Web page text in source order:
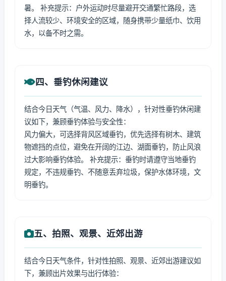
暑。 补充提示：户外运动时尽量避开交通繁忙路段，选
择人流较少、环境安全的区域，随身携带少量纸巾、饮用
水，以备不时之需。
四、垂钓休闲建议
结合今日天气（气温、风力、降水），针对性垂钓休闲建
议如下，兼顾垂钓体验与安全性：
风力偏大，可选择背风区域垂钓，优先选择有树木、建筑
物遮挡的点位，避免在开阔的江边、湖面垂钓，防止风浪
过大影响垂钓体验。 补充提示：垂钓时请遵守当地垂钓
规定，不违规垂钓、不随意丢弃垃圾，保护水体环境，文
明垂钓。
五、拍照、观景、近郊出游
结合今日天气条件，针对性拍照、观景、近郊出游建议如
下，兼顾出片效果与出行体验：